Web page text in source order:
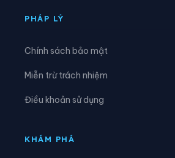
Xã Lộc Hà
Xã Sơn Tiến
PHÁP LÝ
Chính sách bảo mật
Miễn trừ trách nhiệm
Điều khoản sử dụng
KHÁM PHÁ